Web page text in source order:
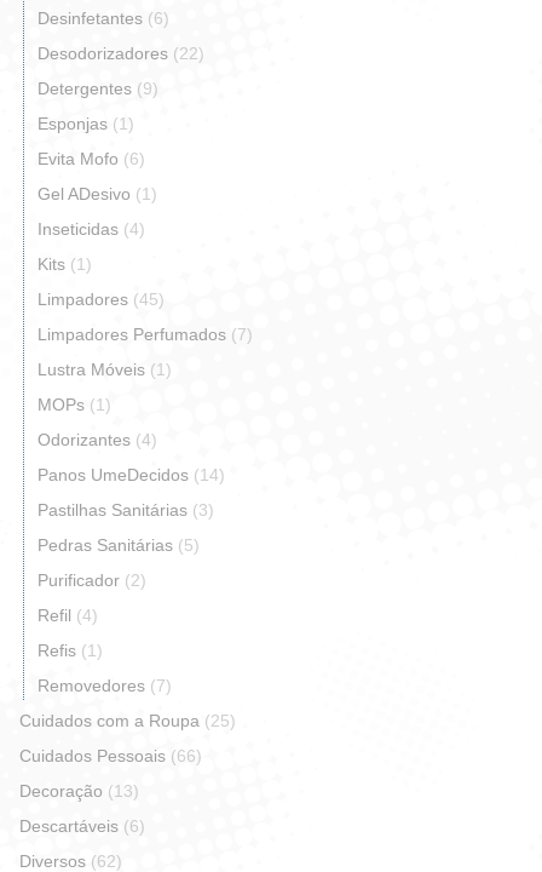
Desinfetantes (6)
Desodorizadores (22)
Detergentes (9)
Esponjas (1)
Evita Mofo (6)
Gel ADesivo (1)
Inseticidas (4)
Kits (1)
Limpadores (45)
Limpadores Perfumados (7)
Lustra Móveis (1)
MOPs (1)
Odorizantes (4)
Panos UmeDecidos (14)
Pastilhas Sanitárias (3)
Pedras Sanitárias (5)
Purificador (2)
Refil (4)
Refis (1)
Removedores (7)
Cuidados com a Roupa (25)
Cuidados Pessoais (66)
Decoração (13)
Descartáveis (6)
Diversos (62)